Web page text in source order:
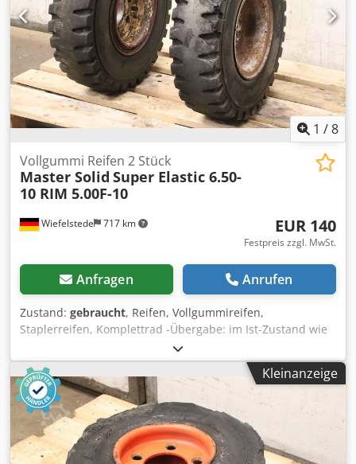
1 /8
Wiefelstede 717 km
Vollgummi Reifen 2 Stück
Master Solid Super Elastic 6.50-
10 RIM 5.00F-10
EUR 140
Festpreis zzgl. MwSt.
Anfragen Anrufen
Zustand: gebraucht, Reifen, Vollgummireifen,
Staplerreifen, Komplettrad -Übergabe: im Ist-Zustand wie
besichtigt -Reifenzustand: siehe Fotos -Hersteller: Master
Solid, Vollgummmireifen Typ Super Elastic 2 Stück -
Reifengröße: 6.50-10 RIM 5.00F-10 Dsdpfx Aoututcshzsck -
Lochkreis: Ø 150 x 13 mm -Rezess: Ø 120 mm -
Preis/Abgabe: komplett -Abmessung jew.: Ø 570 x 160 mm
-Gewicht: 48 kg/Stück
Kleinanzeige